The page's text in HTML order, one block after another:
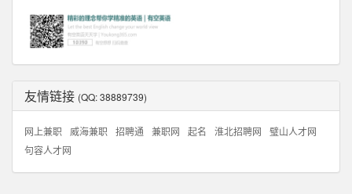
友情链接 (QQ: 38889739)
网上兼职 威海兼职 招聘通 兼职网 起名 淮北招聘网
璧山人才网
句容人才网